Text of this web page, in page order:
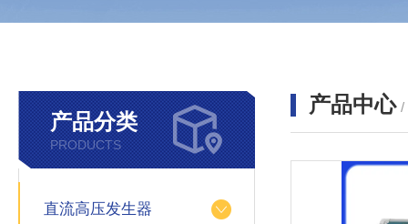
产品分类
PRODUCTS
直流高压发生器
产品中心 /